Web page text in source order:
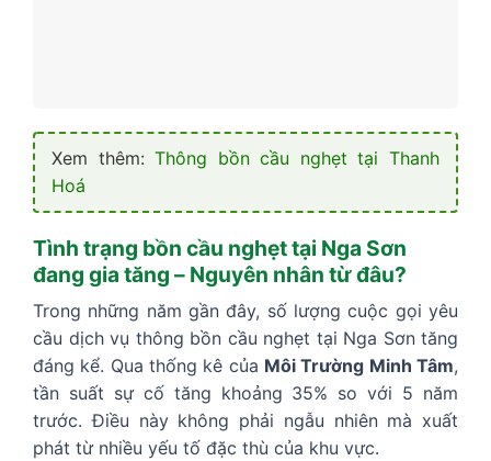
Xem thêm:Thông bồn cầu nghẹt tại Thanh
Hoá
Tình trạng bồn cầu nghẹt tại Nga Sơn
đang gia tăng – Nguyên nhân từ đâu?
Trong những năm gần đây, số lượng cuộc gọi yêu
cầu dịch vụ thông bồn cầu nghẹt tại Nga Sơn tăng
đáng kể. Qua thống kê của Môi Trường Minh Tâm,
tần suất sự cố tăng khoảng 35% so với 5 năm
trước. Điều này không phải ngẫu nhiên mà xuất
phát từ nhiều yếu tố đặc thù của khu vực.